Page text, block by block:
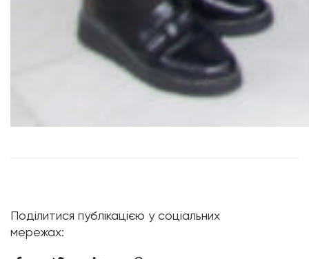
Поділитися публікацією у соціальних
мережах: